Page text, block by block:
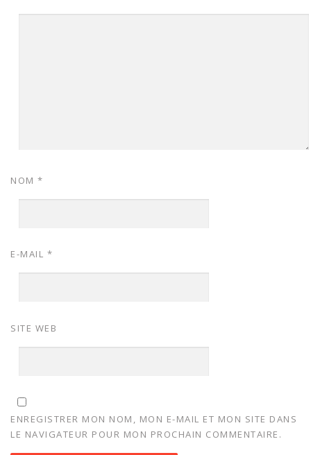
NOM *
E-MAIL *
SITE WEB
ENREGISTRER MON NOM, MON E-MAIL ET MON SITE DANS
LE NAVIGATEUR POUR MON PROCHAIN COMMENTAIRE.